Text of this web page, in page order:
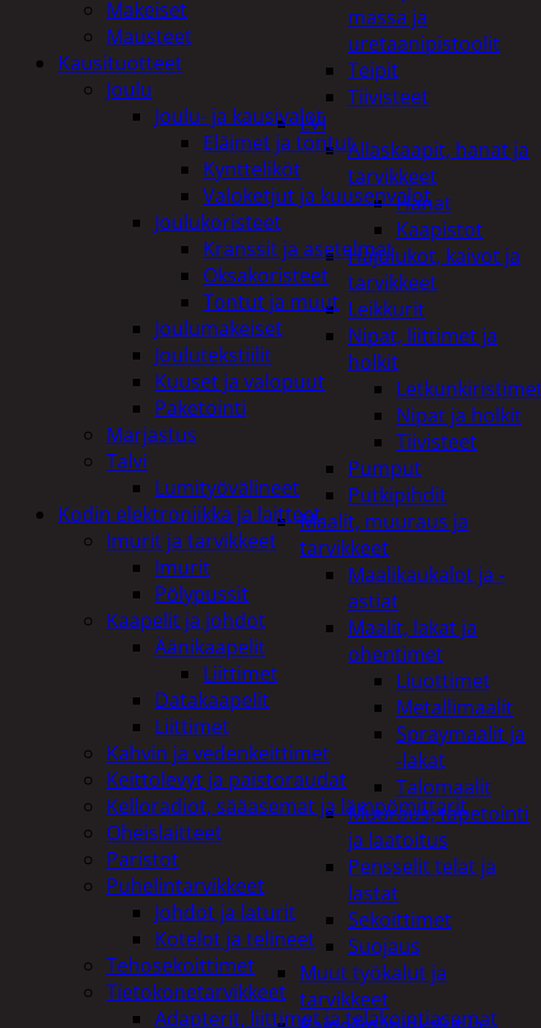
massa ja
uretaanipistoolit
Teipit
Tiivisteet
LVI
Allaskaapit, hanat ja
tarvikkeet
Hanat
Kaapistot
Hajulukot, kaivot ja
tarvikkeet
Leikkurit
Nipat, liittimet ja
holkit
Nipat ja holkit
Tiivisteet
Pumput
Putkipihdit
Maalit, muuraus ja
tarvikkeet
Maalikaukalot ja -
astiat
Maalit, lakat ja
ohentimet
Liuottimet
Metallimaalit
Spraymaalit ja
-lakat
Talomaalit
Muuraus, tapetointi
ja laatoitus
Pensselit telat ja
lastat
Sekoittimet
Suojaus
Muut työkalut ja
tarvikkeet
Makeiset
Mausteet
Kausituotteet
Joulu
Joulu- ja kausivalot
Eläimet ja tontut
Kyntteliköt
Valoketjut ja kuusenvalot
Joulukoristeet
Kranssit ja asetelmat
Oksakoristeet
Tontut ja muut
Joulumakeiset
Joulutekstiilit
Kuuset ja valopuut
Paketointi
Marjastus
Talvi
Lumityövälineet
Kodin elektroniikka ja laitteet
Imurit ja tarvikkeet
Imurit
Pölypussit
Kaapelit ja johdot
Äänikaapelit
Liittimet
Datakaapelit
Liittimet
Kahvin ja vedenkeittimet
Keittolevyt ja paistoraudat
Kelloradiot, sääasemat ja lämpömittarit
Oheislaitteet
Paristot
Puhelintarvikkeet
Johdot ja laturit
Kotelot ja telineet
Tehosekoittimet
Tietokonetarvikkeet
Adapterit, liittimet ja telakointiasemat